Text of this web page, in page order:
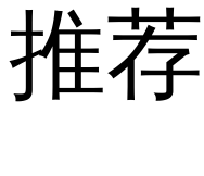
推荐